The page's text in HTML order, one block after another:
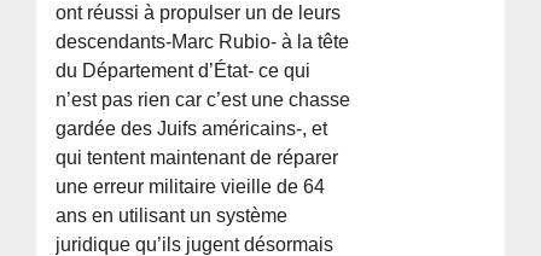
ont réussi à propulser un de leurs
descendants-Marc Rubio- à la tête
du Département d’État- ce qui
n’est pas rien car c’est une chasse
gardée des Juifs américains-, et
qui tentent maintenant de réparer
une erreur militaire vieille de 64
ans en utilisant un système
juridique qu’ils jugent désormais